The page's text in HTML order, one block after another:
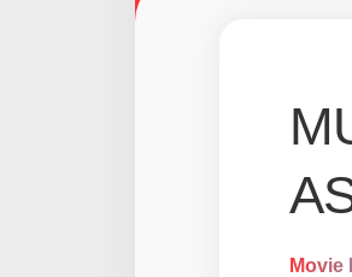
Movie